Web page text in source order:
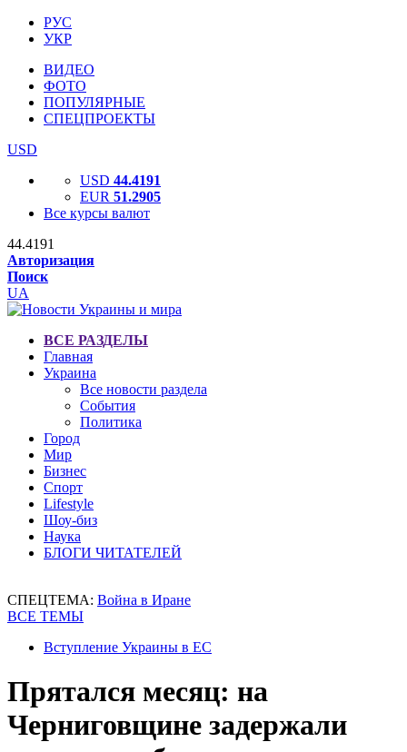
РУС
УКР
ВИДЕО
ФОТО
ПОПУЛЯРНЫЕ
СПЕЦПРОЕКТЫ
USD
USD 44.4191
EUR 51.2905
Все курсы валют
44.4191
Авторизация
Поиск
UA
ВСЕ РАЗДЕЛЫ
Главная
Украина
Все новости раздела
События
Политика
Город
Мир
Бизнес
Спорт
Lifestyle
Шоу-биз
Наука
БЛОГИ ЧИТАТЕЛЕЙ
СПЕЦТЕМА: Война в Иране
ВСЕ ТЕМЫ
Вступление Украины в ЕС
Прятался месяц: на
Черниговщине задержали